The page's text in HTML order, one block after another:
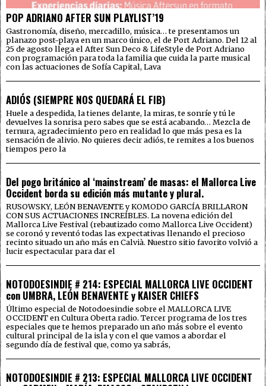
POP ADRIANO AFTER SUN PLAYLIST’19
Gastronomía, diseño, mercadillo, música… te presentamos un
planazo post-playa en un marco único, el de Port Adriano. Del 12 al
25 de agosto llega el After Sun Deco & LifeStyle de Port Adriano
con programación para toda la familia que cuida la parte musical
con las actuaciones de Sofía Capital, Lava
ADIÓS (SIEMPRE NOS QUEDARÁ EL FIB)
Huele a despedida, la tienes delante, la miras, te sonríe y tú le
devuelves la sonrisa pero sabes que se está acabando… Mezcla de
ternura, agradecimiento pero en realidad lo que más pesa es la
sensación de alivio. No quieres decir adiós, te remites a los buenos
tiempos pero la
Del pogo británico al ‘mainstream’ de masas: el Mallorca Live
Occident borda su edición más mutante y plural.
RUSOWSKY, LEÓN BENAVENTE y KOMODO GARCÍA BRILLARON
CON SUS ACTUACIONES INCREÍBLES. La novena edición del
Mallorca Live Festival (rebautizado como Mallorca Live Occident)
se coronó y reventó todas las expectativas llenando el precioso
recinto situado un año más en Calvià. Nuestro sitio favorito volvió a
lucir espectacular para dar el
NOTODOESINDIE # 214: ESPECIAL MALLORCA LIVE OCCIDENT
con UMBRA, LEÓN BENAVENTE y KAISER CHIEFS
Último especial de Notodoesindie sobre el MALLORCA LIVE
OCCIDENT en Cultura Oberta radio. Tercer programa de los tres
especiales que te hemos preparado un año más sobre el evento
cultural principal de la isla y con el que vamos a abordar el
segundo día de festival que, como ya sabrás,
NOTODOESINDIE # 213: ESPECIAL MALLORCA LIVE OCCIDENT